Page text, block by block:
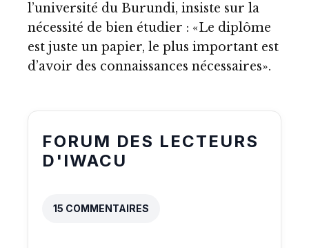
l’université du Burundi, insiste sur la
nécessité de bien étudier : «Le diplôme
est juste un papier, le plus important est
d’avoir des connaissances nécessaires».
FORUM DES LECTEURS
D'IWACU
15 COMMENTAIRES